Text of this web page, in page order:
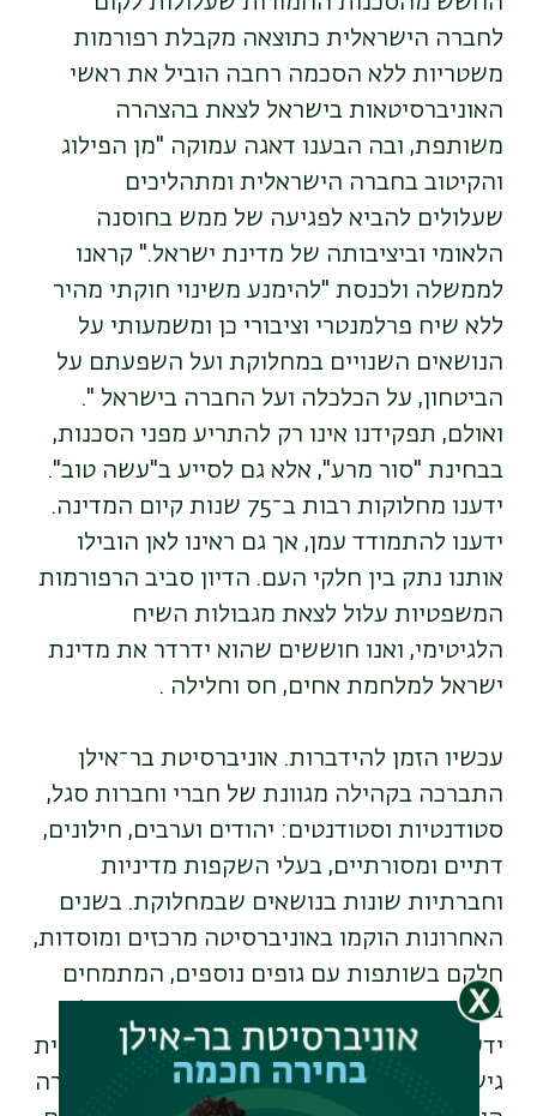
לחברה הישראלית כתוצאה מקבלת רפורמות
משטריות ללא הסכמה רחבה הוביל את ראשי
האוניברסיטאות בישראל לצאת בהצהרה
משותפת, ובה הבענו דאגה עמוקה "מן הפילוג
והקיטוב בחברה הישראלית ומתהליכים
שעלולים להביא לפגיעה של ממש בחוסנה
הלאומי וביציבותה של מדינת ישראל." קראנו
לממשלה ולכנסת "להימנע משינוי חוקתי מהיר
ללא שיח פרלמנטרי וציבורי כן ומשמעותי על
הנושאים השנויים במחלוקת ועל השפעתם על
הביטחון, על הכלכלה ועל החברה בישראל ".
ואולם, תפקידנו אינו רק להתריע מפני הסכנות,
בבחינת "סור מרע", אלא גם לסייע ב"עשה טוב".
ידענו מחלוקות רבות ב־75 שנות קיום המדינה.
ידענו להתמודד עמן, אך גם ראינו לאן הובילו
אותנו נתק בין חלקי העם. הדיון סביב הרפורמות
המשפטיות עלול לצאת מגבולות השיח
הלגיטימי, ואנו חוששים שהוא ידרדר את מדינת
ישראל למלחמת אחים, חס וחלילה .
עכשיו הזמן להידברות. אוניברסיטת בר־אילן
התברכה בקהילה מגוונת של חברי וחברות סגל,
סטודנטיות וסטודנטים: יהודים וערבים, חילונים,
דתיים ומסורתיים, בעלי השקפות מדיניות
וחברתיות שונות בנושאים שבמחלוקת. בשנים
האחרונות הוקמו באוניברסיטה מרכזים ומוסדות,
חלקם בשותפות עם גופים נוספים, המתמחים
בבניית הסכמות בנושאים ציבוריים, תוך שילוב
ידע אקדמי בנושאים שבמחלוקת עם מתודולוגית
גישור. לנוכח האתגרים שבפניהם עומדת החברה